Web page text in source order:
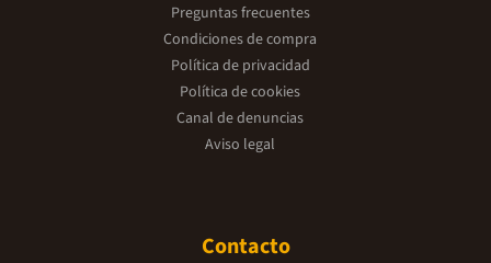
Preguntas frecuentes
Condiciones de compra
Política de privacidad
Política de cookies
Canal de denuncias
Aviso legal
Contacto